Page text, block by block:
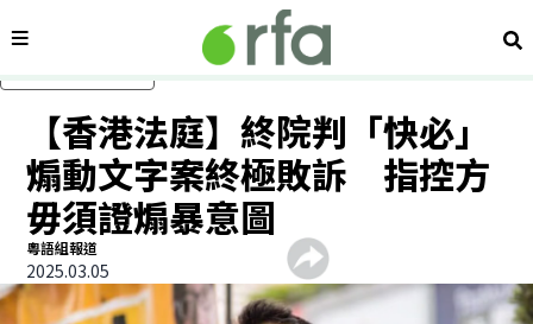
內容分類 搜
【香港法庭】終院判「快必」
煽動文字案終極敗訴 指控方
毋須證煽暴意圖
粵語組報道
2025.03.05